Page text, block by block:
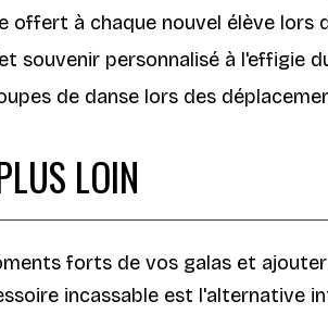
offert à chaque nouvel élève lors
souvenir personnalisé à l'effigie
de danse lors des
LOIN
forts de vos galas et
incassable est l'alternative